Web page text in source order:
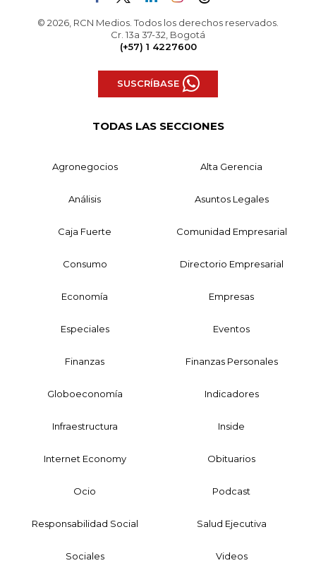
© 2026, RCN Medios. Todos los derechos reservados.
Cr. 13a 37-32, Bogotá
(+57) 1 4227600
SUSCRÍBASE
TODAS LAS SECCIONES
Agronegocios Alta Gerencia
Análisis Asuntos Legales
Caja Fuerte Comunidad Empresarial
Consumo Directorio Empresarial
Economía Empresas
Especiales Eventos
Finanzas Finanzas Personales
Globoeconomía Indicadores
Infraestructura Inside
Internet Economy Obituarios
Ocio Podcast
Responsabilidad Social Salud Ejecutiva
Sociales Videos